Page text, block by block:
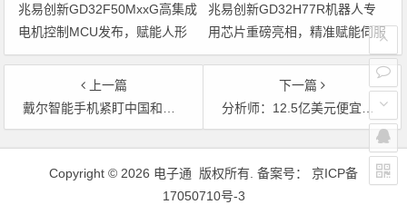
兆易创新GD32F50MxxG高集成
电机控制MCU发布，赋能人形
机器人关节驱动革新
兆易创新GD32H77R机器人专
用芯片重磅亮相，精准赋能伺服
驱动与关节控制
上一篇
戴尔智能手机紧盯中国和巴西市场
下一篇
分析师：12.5亿美元便宜了英特尔
文章导航
Copyright © 2026 电子通 版权所有. 备案号： 京ICP备
17050710号-3